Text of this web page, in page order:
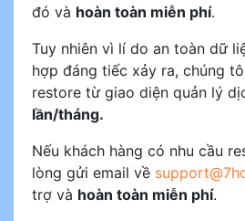
đó và hoàn toàn miễn phí.
Tuy nhiên vì lí do an toàn dữ
hợp đáng tiếc xảy ra, chúng
restore từ giao diện quản lý
lần/tháng.
Nếu khách hàng có nhu cầu
lòng gửi email về
trợ và hoàn toàn miễn phí.